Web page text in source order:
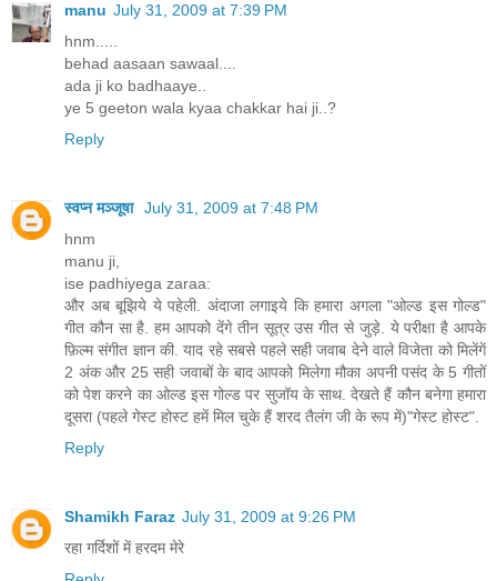
manu July 31, 2009 at 7:39 PM
hnm.....
behad aasaan sawaal....
ada ji ko badhaaye..
ye 5 geeton wala kyaa chakkar hai ji..?
Reply
स्वप्न मञ्जूषा July 31, 2009 at 7:48 PM
hnm
manu ji,
ise padhiyega zaraa:
और अब बूझिये ये पहेली. अंदाजा लगाइये कि हमारा अगला "ओल्ड इस गोल्ड"
गीत कौन सा है. हम आपको देंगे तीन सूत्र उस गीत से जुड़े. ये परीक्षा है आपके
फ़िल्म संगीत ज्ञान की. याद रहे सबसे पहले सही जवाब देने वाले विजेता को मिलेंगें
2 अंक और 25 सही जवाबों के बाद आपको मिलेगा मौका अपनी पसंद के 5 गीतों
को पेश करने का ओल्ड इस गोल्ड पर सुजॉय के साथ. देखते हैं कौन बनेगा हमारा
दूसरा (पहले गेस्ट होस्ट हमें मिल चुके हैं शरद तैलंग जी के रूप में)"गेस्ट होस्ट".
Reply
Shamikh Faraz July 31, 2009 at 9:26 PM
रहा गर्दिशों में हरदम मेरे